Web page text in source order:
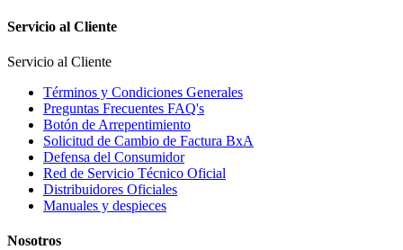
Servicio al Cliente
Servicio al Cliente
Términos y Condiciones Generales
Preguntas Frecuentes FAQ's
Botón de Arrepentimiento
Solicitud de Cambio de Factura BxA
Defensa del Consumidor
Red de Servicio Técnico Oficial
Distribuidores Oficiales
Manuales y despieces
Nosotros